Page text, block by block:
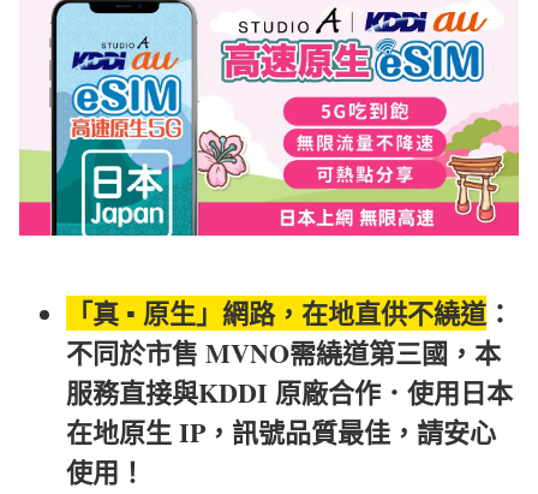
「真 ▪︎ 原生」網路，在地直供不繞道：
不同於市售 MVNO需繞道第三國，本
服務直接與KDDI 原廠合作．使用日本
在地原生 IP，訊號品質最佳，請安心
使用！